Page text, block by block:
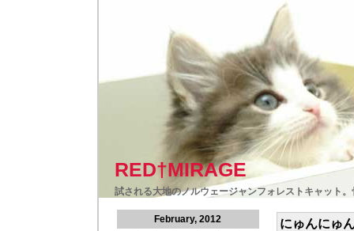
RED†MIRAGE
試される大地のノルウェージャンフォレストキャット
February, 2012 にゅんにゅ